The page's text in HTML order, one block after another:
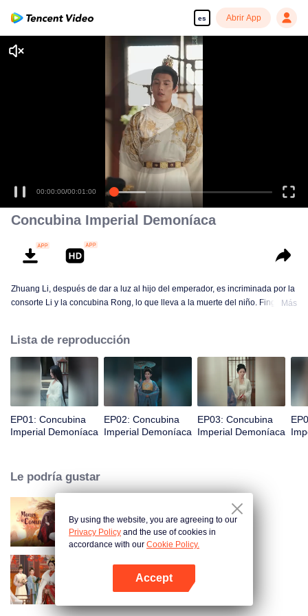
es Abrir App
00:00:00/00:01:00
Concubina Imperial Demoníaca
Zhuang Li, después de dar a luz al hijo del emperador, es incriminada por la
consorte Li y la concubina Rong, lo que lleva a la muerte del niño. Fingiendo
descubrir que la emperatriz es la verdadera culpable, toma represalias
astutamente, lo que lleva a la caída de la emperatriz. Zhuang Li finalmente
se convierte en la emperatriz viuda, guiando a su joven hijo para ascender
Más
Lista de reproducción
EP01: Concubina
Imperial Demoníaca
EP02: Concubina
Imperial Demoníaca
EP03: Concubina
Imperial Demoníaca
Le podría gustar
Llega el dinero
La jugada del palacio
By using the website, you are agreeing to our
Privacy Policy and the use of cookies in
accordance with our Cookie Policy.
Accept